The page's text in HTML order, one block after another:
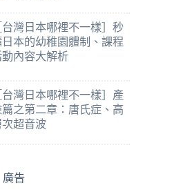
台灣日本哪裡不一樣］秒
本的幼稚園體制、課程
動內容大解析
台灣日本哪裡不一樣］產
之第二章：唐氏症、高
次超音波
廣告